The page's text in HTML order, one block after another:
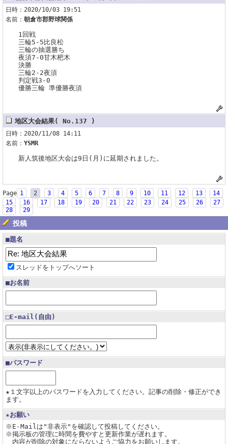
日時：2020/10/03 19:51
名前： 朝倉市郡野球関係
1回戦
三輪5-5比良松
三輪の抽選勝ち
夜須7-0甘木杷木
決勝
三輪2-2夜須
判定戦3-0
優勝三輪 準優勝夜須
地区大会結果( No.137 )
日時：2020/11/08 14:11
名前： YSMR
新人筑後地区大会は9日(月)に延期されました。
Page 1 2 3 4 5 6 7 8 9 10 11 12 13
14
15
16 17 18 19 20 21 22 23 24 25 26
27
28
29
投稿
■題名
スレッドをトップへソート
■お名前
□E-mail(自由)
■パスワード
★１文字以上のパスワードを入力してください。記事の削除・修正ができ
ます。
★お願い
※E-Mailは"非表示"を確認して投稿してください。
※掲示板の管理に時間を費やすと更新作業が遅れます。
内容が削除の対象にならないようご協力をお願いします。